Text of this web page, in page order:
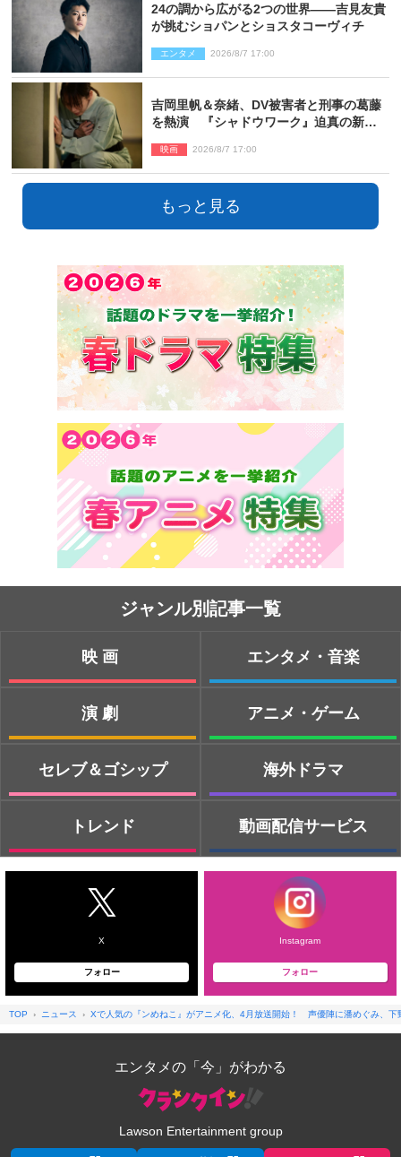
24の調から広がる2つの世界――吉見友貴
が挑むショパンとショスタコーヴィチ
エンタメ 2026/8/7 17:00
吉岡里帆＆奈緒、DV被害者と刑事の葛藤
を熱演 『シャドウワーク』迫真の新場
映画 2026/8/7 17:00
もっと見る
ジャンル別記事一覧
映画
演劇
セレブ＆ゴシップ
トレンド
エンタメ・音楽
アニメ・ゲーム
海外ドラマ
動画配信サービス
X
フォロー
Instagram
フォロー
TOP ニュース Xで人気の『ンめねこ』がアニメ化、4月放送開始！ 声優陣に潘めぐみ、下
エンタメの「今」がわかる
Lawson Entertainment group